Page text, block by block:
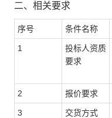
二、相关要求
序号 条件名称
1
投标人资质
要求
2 报价要求
3 交货方式